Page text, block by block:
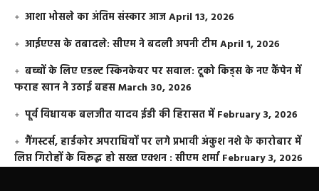
आशा भोसले का अंतिम संस्कार आजApril 13, 2026
आईएएस के तबादले: सीएम ने बदली अपनी टीमApril 1, 2026
बच्चों के लिए एडल्ट स्किनकेयर पर सवाल: टूको किड्स के नए कैंपेन में
फराह खान ने उठाई बहसMarch 30, 2026
पूर्व विधायक बलजीत यादव ईडी की हिरासत में February 3, 2026
गैंगस्टर्स, हार्डकोर अपराधियों पर लगे प्रभावी अंकुश नशे के कारोबार में
लिप्त गिरोहों के विरूद्ध हो सख्त एक्शन : सीएम शर्मा February 3, 2026